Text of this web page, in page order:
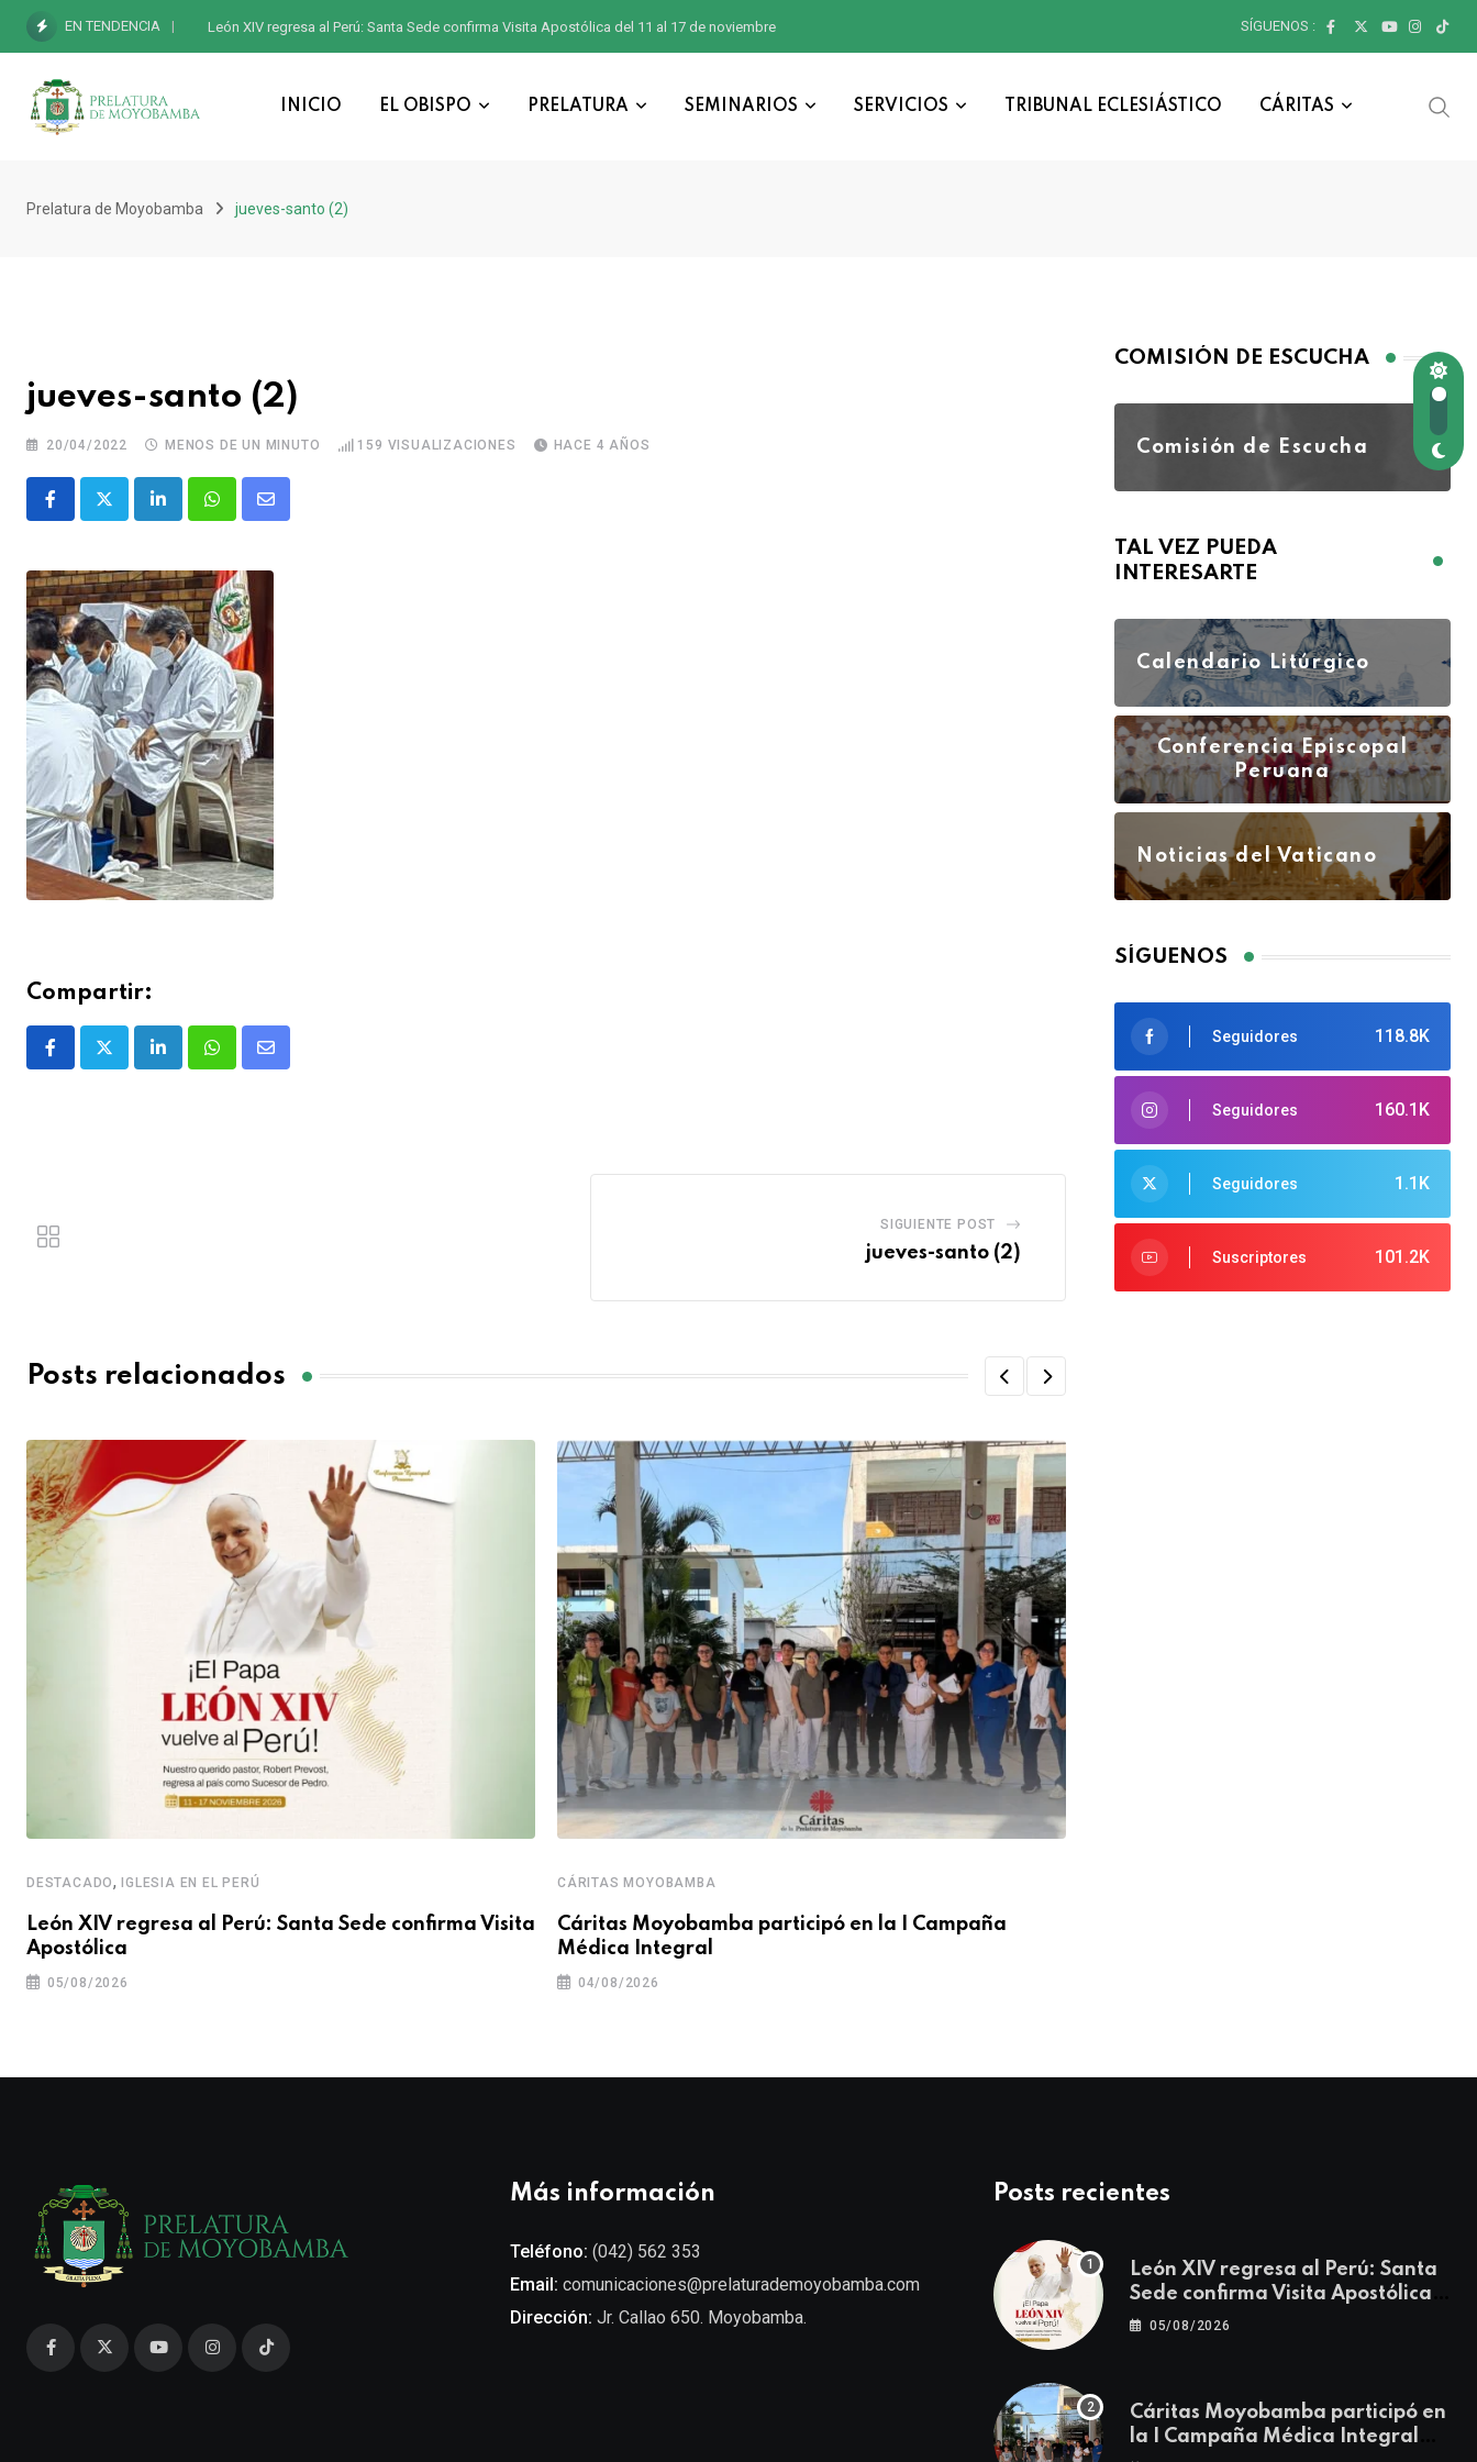
EN TENDENCIA León XIV regresa al Perú: Santa Sede confirma Visita Apostólica del 11 al 17 de noviembre SÍGUENOS :
INICIO EL OBISPO PRELATURA SEMINARIOS SERVICIOS TRIBUNAL ECLESIÁSTICO CÁRITAS
Prelatura de Moyobamba jueves-santo (2)
jueves-santo (2)
20/04/2022 MENOS DE UN MINUTO 159 VISUALIZACIONES HACE 4 AÑOS
Compartir:
SIGUIENTE POST
jueves-santo (2)
Posts relacionados
DESTACADO,IGLESIA EN EL PERÚ
León XIV regresa al Perú: Santa Sede confirma Visita
Apostólica
05/08/2026
CÁRITAS MOYOBAMBA
Cáritas Moyobamba participó en la I Campaña
Médica Integral
04/08/2026
COMISIÓN DE ESCUCHA
Comisión de Escucha
TAL VEZ PUEDA
INTERESARTE
Calendario Litúrgico
Conferencia Episcopal
Peruana
Noticias del Vaticano
SÍGUENOS
118.8K
Seguidores
160.1K
Seguidores
1.1K
Seguidores
101.2K
Suscriptores
Más información
Teléfono: (042) 562 353
Email: comunicaciones@prelaturademoyobamba.com
Dirección: Jr. Callao 650. Moyobamba.
Posts recientes
León XIV regresa al Perú: Santa
Sede confirma Visita Apostólica
del 11 al 17 de noviembre
05/08/2026
Cáritas Moyobamba participó en
la I Campaña Médica Integral